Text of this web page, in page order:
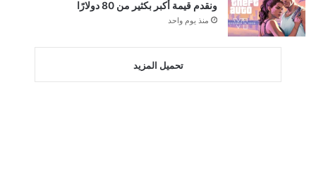
ونقدم قيمة أكبر بكثير من 80 دولارًا
منذ يوم واحد
تحميل المزيد